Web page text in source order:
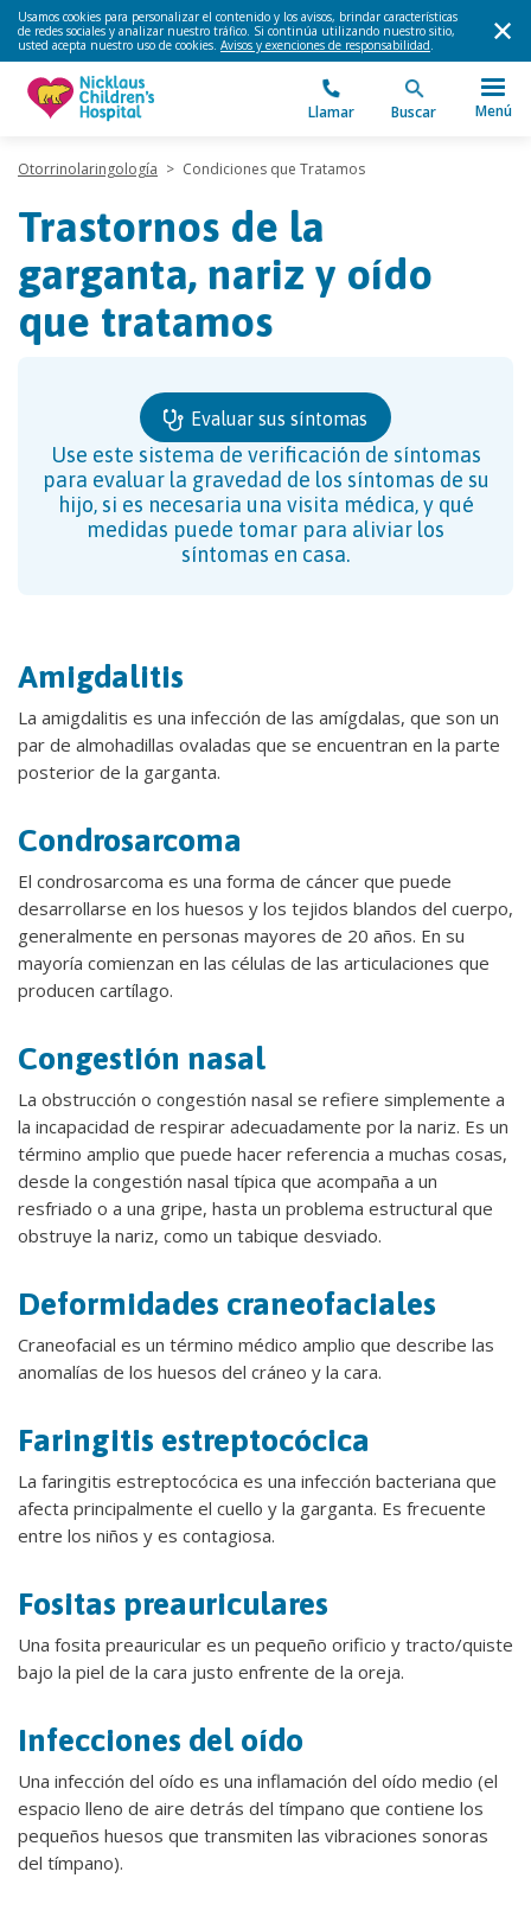
Usamos cookies para personalizar el contenido y los avisos, brindar características
de redes sociales y analizar nuestro tráfico. Si continúa utilizando nuestro sitio,
usted acepta nuestro uso de cookies. Avisos y exenciones de responsabilidad.
Llamar Buscar Menú
Otorrinolaringología > Condiciones que Tratamos
Trastornos de la
garganta, nariz y oído
que tratamos
Evaluar sus síntomas
Use este sistema de verificación de síntomas
para evaluar la gravedad de los síntomas de su
hijo, si es necesaria una visita médica, y qué
medidas puede tomar para aliviar los
síntomas en casa.
Amigdalitis
La amigdalitis es una infección de las amígdalas, que son un
par de almohadillas ovaladas que se encuentran en la parte
posterior de la garganta.
Condrosarcoma
El condrosarcoma es una forma de cáncer que puede
desarrollarse en los huesos y los tejidos blandos del cuerpo,
generalmente en personas mayores de 20 años. En su
mayoría comienzan en las células de las articulaciones que
producen cartílago.
Congestión nasal
La obstrucción o congestión nasal se refiere simplemente a
la incapacidad de respirar adecuadamente por la nariz. Es un
término amplio que puede hacer referencia a muchas cosas,
desde la congestión nasal típica que acompaña a un
resfriado o a una gripe, hasta un problema estructural que
obstruye la nariz, como un tabique desviado.
Deformidades craneofaciales
Craneofacial es un término médico amplio que describe las
anomalías de los huesos del cráneo y la cara.
Faringitis estreptocócica
La faringitis estreptocócica es una infección bacteriana que
afecta principalmente el cuello y la garganta. Es frecuente
entre los niños y es contagiosa.
Fositas preauriculares
Una fosita preauricular es un pequeño orificio y tracto/quiste
bajo la piel de la cara justo enfrente de la oreja.
Infecciones del oído
Una infección del oído es una inflamación del oído medio (el
espacio lleno de aire detrás del tímpano que contiene los
pequeños huesos que transmiten las vibraciones sonoras
del tímpano).